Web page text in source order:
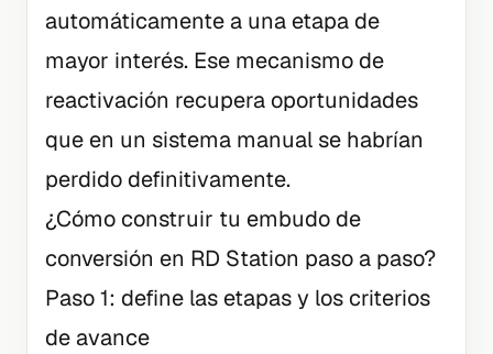
automáticamente a una etapa de
mayor interés. Ese mecanismo de
reactivación recupera oportunidades
que en un sistema manual se habrían
perdido definitivamente.
¿Cómo construir tu embudo de
conversión en RD Station paso a paso?
Paso 1: define las etapas y los criterios
de avance